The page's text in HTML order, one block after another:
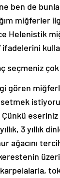
ben de
miğferler
Helenistik
seçmeniz
gören
Çünkü
3 yıllık
ağacını